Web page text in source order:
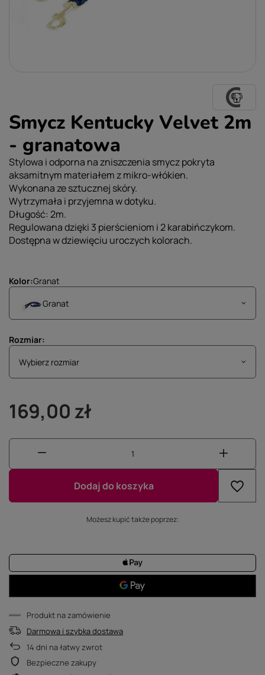
Smycz Kentucky Velvet 2m
- granatowa
Stylowa i odporna na zniszczenia smycz pokryta
aksamitnym materiałem z mikro-włókien.
Wykonana ze sztucznej skóry.
Wytrzymała i przyjemna w dotyku.
Długość: 2m.
Regulowana dzięki 3 pierścieniom i 2 karabińczykom.
Dostępna w dziewięciu uroczych kolorach.
Kolor Granat
Granat
Rozmiar
Wybierz rozmiar
Wybierz rozmiar
169,00 zł
Dodaj do koszyka
Możesz kupić także poprzez:
Produkt na zamówienie
Darmowa i szybka dostawa
14 dni na łatwy zwrot
Bezpieczne zakupy